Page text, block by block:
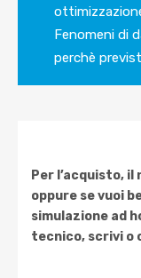
Fenomeni di
perchè
Per l’acquisto, il
oppure se vuoi
simulazione ad
tecnico, scrivi o